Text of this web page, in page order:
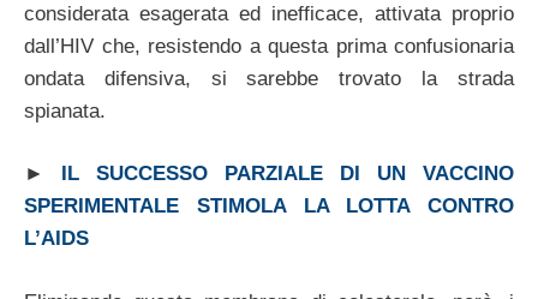
considerata esagerata ed inefficace, attivata proprio
dall’HIV che, resistendo a questa prima confusionaria
ondata difensiva, si sarebbe trovato la strada
spianata.
►
IL SUCCESSO PARZIALE DI UN VACCINO
SPERIMENTALE STIMOLA LA LOTTA CONTRO
L’AIDS